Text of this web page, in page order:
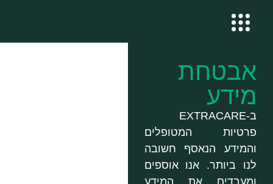
אבטחת
מידע
ב-EXTRACARE
פרטיות המטופלים
והמידע הנאסף חשובה
לנו ביותר. אנו אוספים